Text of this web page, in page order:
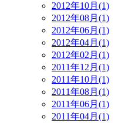
2012年10月(1)
2012年08月(1)
2012年06月(1)
2012年04月(1)
2012年02月(1)
2011年12月(1)
2011年10月(1)
2011年08月(1)
2011年06月(1)
2011年04月(1)